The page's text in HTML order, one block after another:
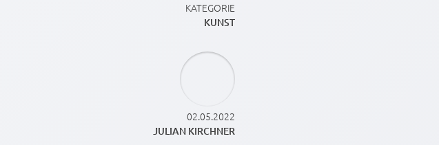
KATEGORIE
KUNST
02.05.2022
JULIAN KIRCHNER